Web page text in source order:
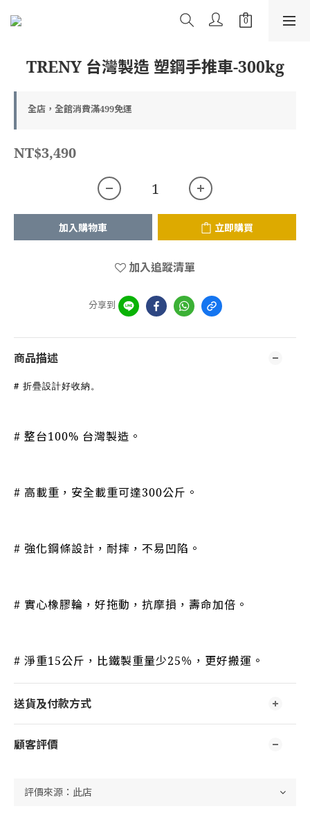
TRENY 台灣製造 塑鋼手推車-300kg
全店，全館消費滿499免運
NT$3,490
加入購物車 立即購買
加入追蹤清單
分享到
商品描述
# 折疊設計好收納。
# 整台100% 台灣製造。
# 高載重，安全載重可達300公斤。
# 強化鋼條設計，耐摔，不易凹陷。
# 實心橡膠輪，好拖動，抗摩損，壽命加倍。
# 淨重15公斤，比鐵製重量少25％，更好搬運。
送貨及付款方式
顧客評價